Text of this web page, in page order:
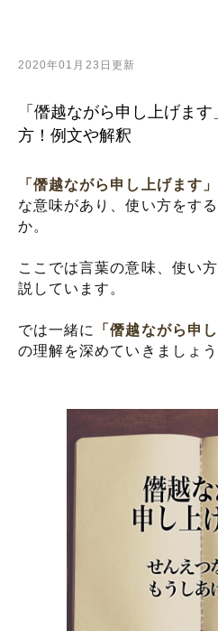
2020年01月23日更新
「僭越ながら申し上げま
方！例文や解釈
「僭越ながら申し上げます」
な意味があり、使い方をす
か。
ここでは言葉の意味、使い
説しています。
では一緒に 「僭越ながら申
の理解を深めていきましょう